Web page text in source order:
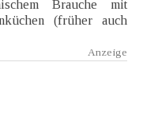
Brauche mit
(früher auch